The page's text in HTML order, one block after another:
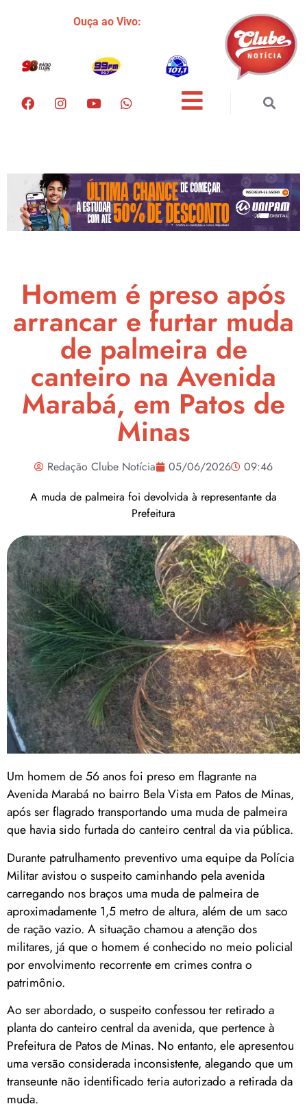
Ouça ao Vivo:
Homem é preso após
arrancar e furtar muda
de palmeira de
canteiro na Avenida
Marabá, em Patos de
Minas
Redação Clube Notícia 05/06/2026
09:46
A muda de palmeira foi devolvida à representante da
Prefeitura
Um homem de 56 anos foi preso em flagrante na
Avenida Marabá no bairro Bela Vista em Patos de Minas,
após ser flagrado transportando uma muda de palmeira
que havia sido furtada do canteiro central da via pública.
Durante patrulhamento preventivo uma equipe da Polícia
Militar avistou o suspeito caminhando pela avenida
carregando nos braços uma muda de palmeira de
aproximadamente 1,5 metro de altura, além de um saco
de ração vazio. A situação chamou a atenção dos
militares, já que o homem é conhecido no meio policial
por envolvimento recorrente em crimes contra o
patrimônio.
Ao ser abordado, o suspeito confessou ter retirado a
planta do canteiro central da avenida, que pertence à
Prefeitura de Patos de Minas. No entanto, ele apresentou
uma versão considerada inconsistente, alegando que um
transeunte não identificado teria autorizado a retirada da
muda.